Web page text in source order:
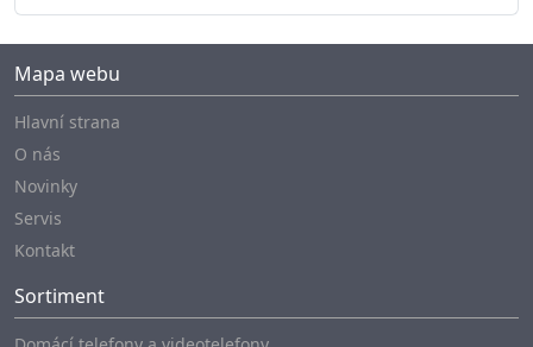
Mapa webu
Hlavní strana
O nás
Novinky
Servis
Kontakt
Sortiment